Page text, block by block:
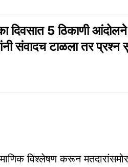
5 ठिकाणी आंदोलने
संवादच टाळला तर
विश्लेषण करून